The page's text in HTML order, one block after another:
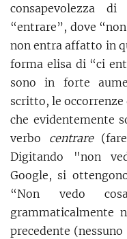
consapevolezza
“entrare”, dove
non entra affatto in
forma elisa di “ci
sono in forte
scritto, le
che evidentemente
verbo centrare(fare
Digitando "non
Google, si
“Non vedo
grammaticalmente
precedente